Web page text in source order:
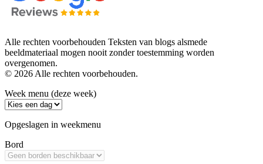
Alle rechten voorbehouden Teksten van blogs alsmede
beeldmateriaal mogen nooit zonder toestemming worden
overgenomen.
© 2026 Alle rechten voorbehouden.
Week menu (deze week)
Opgeslagen in weekmenu
Bord